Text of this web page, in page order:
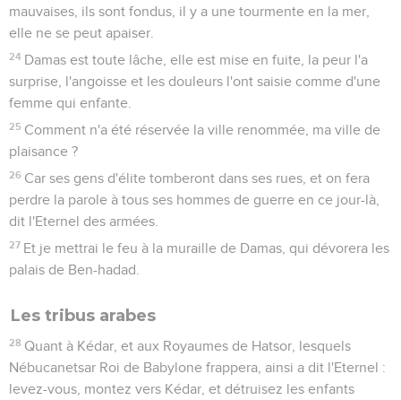
mauvaises, ils sont fondus, il y a une tourmente en la mer,
elle ne se peut apaiser.
24 Damas est toute lâche, elle est mise en fuite, la peur l'a
surprise, l'angoisse et les douleurs l'ont saisie comme d'une
femme qui enfante.
25 Comment n'a été réservée la ville renommée, ma ville de
plaisance ?
26 Car ses gens d'élite tomberont dans ses rues, et on fera
perdre la parole à tous ses hommes de guerre en ce jour-là,
dit l'Eternel des armées.
27 Et je mettrai le feu à la muraille de Damas, qui dévorera les
palais de Ben-hadad.
Les tribus arabes
28 Quant à Kédar, et aux Royaumes de Hatsor, lesquels
Nébucanetsar Roi de Babylone frappera, ainsi a dit l'Eternel :
levez-vous, montez vers Kédar, et détruisez les enfants